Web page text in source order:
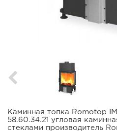
Каминная топка Romotop
58.60.34.21 угловая
стеклами производитель